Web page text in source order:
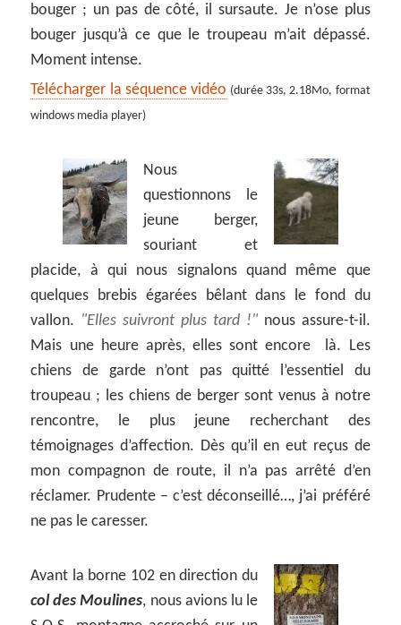
bouger ; un pas de côté, il sursaute. Je n’ose plus
bouger jusqu’à ce que le troupeau m’ait dépassé.
Moment intense.
Télécharger la séquence vidéo (durée 33s, 2.18Mo, format
windows media player)
Nous
questionnons le
jeune berger,
souriant et
placide, à qui nous signalons quand même que
quelques brebis égarées bêlant dans le fond du
vallon.
Elles suivront plus tard ! nous assure-t-il.
Mais une heure après, elles sont encore là. Les
chiens de garde n’ont pas quitté l’essentiel du
troupeau ; les chiens de berger sont venus à notre
rencontre, le plus jeune recherchant des
témoignages d’affection. Dès qu’il en eut reçus de
mon compagnon de route, il n’a pas arrêté d’en
réclamer. Prudente – c’est déconseillé…, j’ai préféré
ne pas le caresser.
Avant la borne 102 en direction du
col des Moulines, nous avions lu le